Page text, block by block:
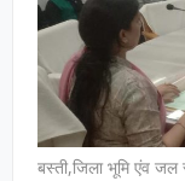
बस्ती,जिला भूमि एंव जल